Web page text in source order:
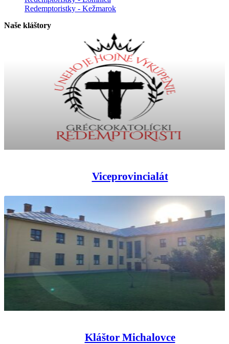
Redemptoristky - Kežmarok
Naše kláštory
Viceprovincialát
Kláštor Michalovce